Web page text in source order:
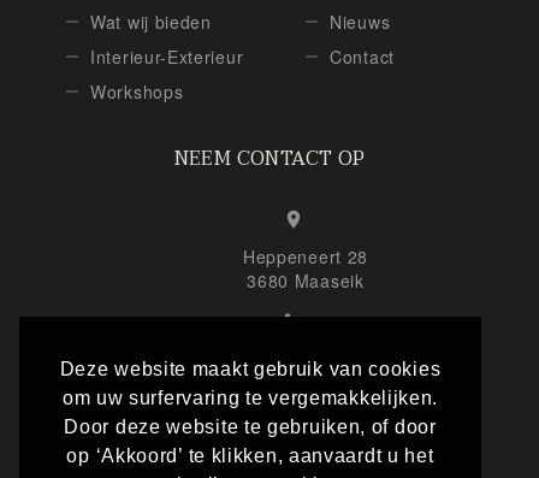
Deze website maakt gebruik van cookies
om uw surfervaring te vergemakkelijken.
Door deze website te gebruiken, of door
op ‘Akkoord’ te klikken, aanvaardt u het
Wat wij bieden
Interieur-Exterieur
Workshops
Nieuws
Contact
NEEM CONTACT OP
Heppeneert 28
3680 Maaseik
+32 (0) 495 863 878
info@inmemofloral.be